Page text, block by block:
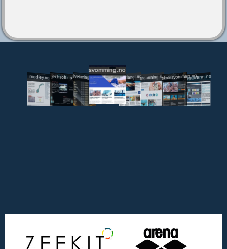
medley.no jechsoft.nolivetiming.medley.no
svomming.no
svomlangt.noutdanning.svomming.no
skolesvommen.notryggivann.no